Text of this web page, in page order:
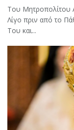
Του Μητροπολίτου
Λίγο πριν από το
Του και...